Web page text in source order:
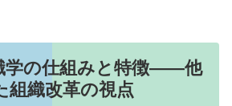
学の仕組みと特徴——他
組織改革の視点